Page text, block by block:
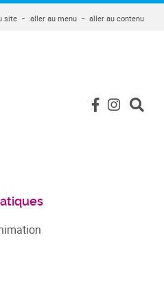
site aller au menu aller au contenu